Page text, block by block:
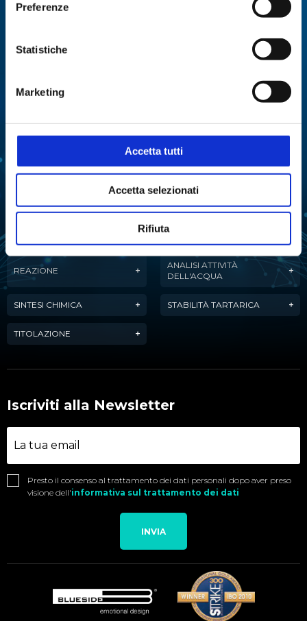
Preferenze
Statistiche
Marketing
Accetta tutti
Accetta selezionati
Rifiuta
Specialisti in:
Abbiamo sviluppato soluzioni, tecnologie e
strumenti per diverse applicazioni.
COLTURE CELLULARI DISTILLAZIONE
ESTRAZIONE EVAPORAZIONE
LIOFILIZZAZIONE
PURIFICAZIONE
DELL'ACQUA
REAZIONE
ANALISI ATTIVITÀ
DELL'ACQUA
SINTESI CHIMICA STABILITÀ TARTARICA
TITOLAZIONE
Iscriviti alla Newsletter
Presto il consenso al trattamento dei dati personali dopo aver preso
visione dell'informativa sul trattamento dei dati
INVIA